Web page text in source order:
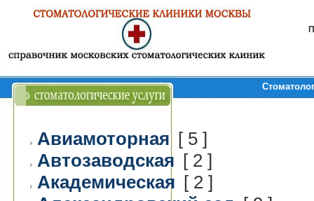
Авиамоторная [ 5 ]
Автозаводская [ 2 ]
Академическая [ 2 ]